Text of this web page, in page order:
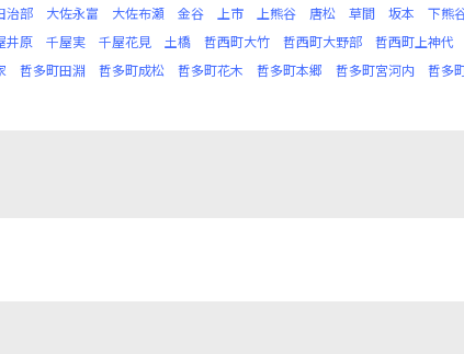
治部 大佐永富 大佐布瀬 金谷 上市 上熊谷 唐松 草間 坂本 下熊
井原 千屋実 千屋花見 土橋 哲西町大竹 哲西町大野部 哲西町上神代
哲多町田淵 哲多町成松 哲多町花木 哲多町本郷 哲多町宮河内
哲多